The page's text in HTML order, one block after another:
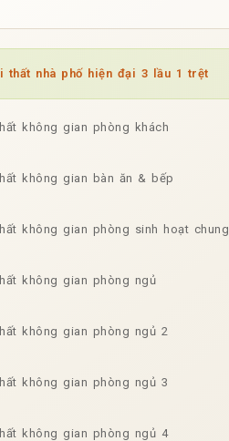
thất nhà phố hiện đại 3 lầu 1 trệt
không gian phòng khách
không gian bàn ăn & bếp
không gian phòng sinh hoạt chung
không gian phòng ngủ
không gian phòng ngủ 2
không gian phòng ngủ 3
không gian phòng ngủ 4